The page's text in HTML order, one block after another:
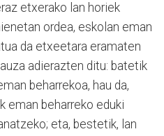
etxerako lan horiek
ordea, eskolan eman
da etxeetara eramaten
adierazten ditu: batetik
beharrekoa, hau da,
eman beharreko eduki
eta, bestetik, lan